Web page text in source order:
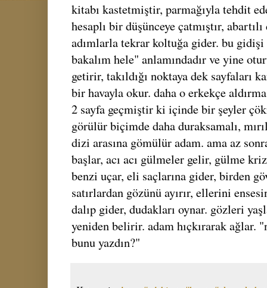
kitabı kastetmiştir, parmağıyla tehdit
hesaplı bir düşünceye çatmıştır,
adımlarla tekrar koltuğa gider. bu gidişi
bakalım hele" anlamındadır ve yine
getirir, takıldığı noktaya dek sayfaları
bir havayla okur. daha o erkekçe
2 sayfa geçmiştir ki içinde bir şeyler
görülür biçimde daha duraksamalı,
dizi arasına gömülür adam. ama az
başlar, acı acı gülmeler gelir, gülme
benzi uçar, eli saçlarına gider, birden
satırlardan gözünü ayırır, ellerini
dalıp gider, dudakları oynar. gözleri
yeniden belirir. adam hıçkırarak ağlar.
bunu yazdın?"